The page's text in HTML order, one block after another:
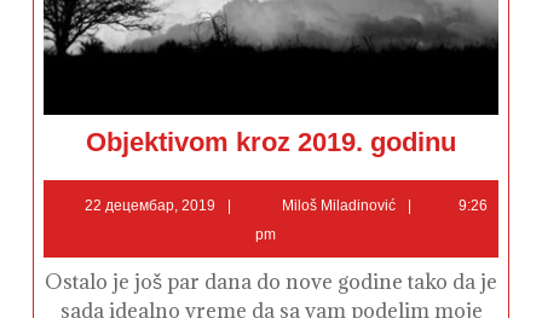
Objektivom kroz 2019. godinu
godinu
22 децембар, 2019
2019
Miloš Miladinović
9:26
pm
Ostalo je još par dana do nove godine tako da je
sada idealno vreme da sa vam podelim moje